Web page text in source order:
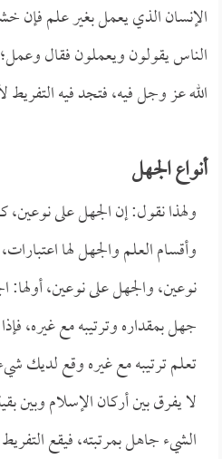
الإنسان الذي يعمل بغير علم فإن
الناس يقولون ويعملون فقال
الله عز وجل فيه، فتجد فيه التفريط
أنواع الجهل
ولهذا نقول: إن الجهل على نوعين،
وأقسام العلم والجهل لها
نوعين، والجهل على نوعين، أولها:
جهل بمقداره وترتيبه مع غيره،
تعلم ترتيبه مع غيره وقع لديك
لا يفرق بين أركان الإسلام وبين
الشيء جاهل بمرتبته، فيقع